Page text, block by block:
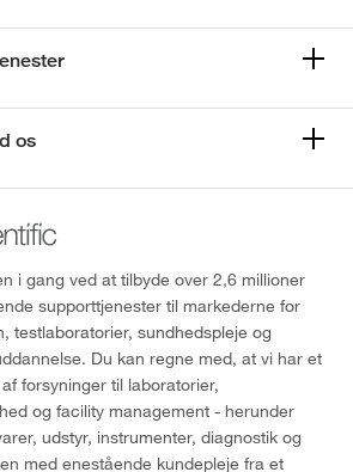
os
i gang ved at tilbyde over 2,6 millioner
supporttjenester til markederne for
testlaboratorier, sundhedspleje og
Du kan regne med, at vi har et
forsyninger til laboratorier,
og facility management - herunder
udstyr, instrumenter, diagnostik og
med enestående kundepleje fra et